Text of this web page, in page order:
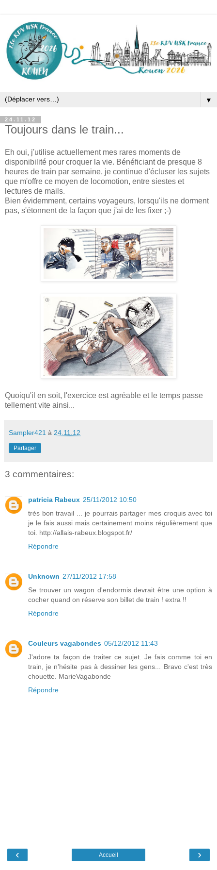
▼
24.11.12
Toujours dans le train...
Eh oui, j'utilise actuellement mes rares moments de
disponibilité pour croquer la vie. Bénéficiant de presque 8
heures de train par semaine, je continue d'écluser les sujets
que m'offre ce moyen de locomotion, entre siestes et
lectures de mails.
Bien évidemment, certains voyageurs, lorsqu'ils ne dorment
pas, s'étonnent de la façon que j'ai de les fixer ;-)
Quoiqu'il en soit, l'exercice est agréable et le temps passe
tellement vite ainsi...
Sampler421 à 24.11.12
Partager
3 commentaires:
patricia Rabeux 25/11/2012 10:50
très bon travail ... je pourrais partager mes croquis avec toi
je le fais aussi mais certainement moins régulièrement que
toi. http://allais-rabeux.blogspot.fr/
Répondre
Unknown 27/11/2012 17:58
Se trouver un wagon d'endormis devrait être une option à
cocher quand on réserve son billet de train ! extra !!
Répondre
Couleurs vagabondes 05/12/2012 11:43
J'adore ta façon de traiter ce sujet. Je fais comme toi en
train, je n'hésite pas à dessiner les gens... Bravo c'est très
chouette. MarieVagabonde
Répondre
‹ ›
Accueil